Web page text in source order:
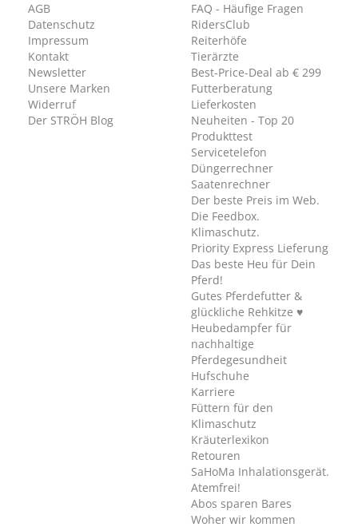
AGB
Datenschutz
Impressum
Kontakt
Newsletter
Unsere Marken
Widerruf
Der STRÖH Blog
FAQ - Häufige Fragen
RidersClub
Reiterhöfe
Tierärzte
Best-Price-Deal ab € 299
Futterberatung
Lieferkosten
Neuheiten - Top 20
Produkttest
Servicetelefon
Düngerrechner
Saatenrechner
Der beste Preis im Web.
Die Feedbox.
Klimaschutz.
Priority Express Lieferung
Das beste Heu für Dein
Pferd!
Gutes Pferdefutter &
glückliche Rehkitze ♥
Heubedampfer für
nachhaltige
Pferdegesundheit
Hufschuhe
Karriere
Füttern für den
Klimaschutz
Kräuterlexikon
Retouren
SaHoMa Inhalationsgerät.
Atemfrei!
Abos sparen Bares
Woher wir kommen